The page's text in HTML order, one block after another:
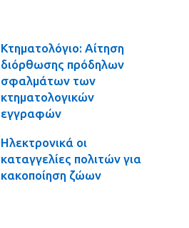
Κτηματολόγιο: Αίτηση
διόρθωσης πρόδηλων
σφαλμάτων των
κτηματολογικών
εγγραφών
Ηλεκτρονικά οι
καταγγελίες πολιτών για
κακοποίηση ζώων